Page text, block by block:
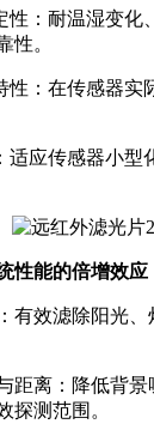
性：耐温湿变化
性。
性：在传感器实
适应传感器小型
性能的倍增效应
有效滤除阳光
距离：降低背
探测范围。